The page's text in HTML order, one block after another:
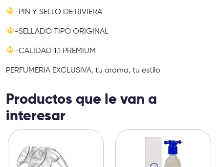
-PIN Y SELLO DE RIVIERA
-SELLADO TIPO ORIGINAL
-CALIDAD 1.1 PREMIUM
PERFUMERIA EXCLUSIVA, tu aroma, tu estilo
Productos que le van a
interesar